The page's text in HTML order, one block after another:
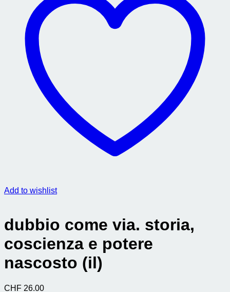
Add to wishlist
dubbio come via. storia,
coscienza e potere
nascosto (il)
CHF 26.00